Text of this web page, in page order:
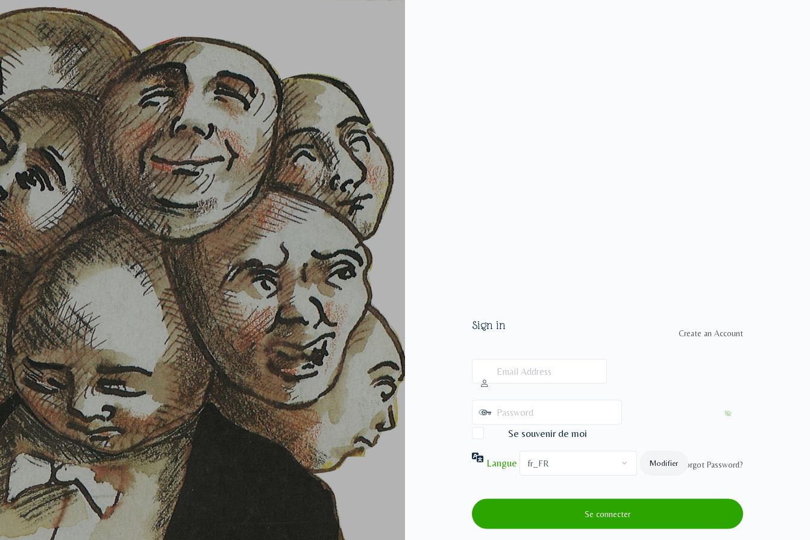
Se connecter
Sign in
Create an Account
Se souvenir de moi
Forgot Password?
Langue